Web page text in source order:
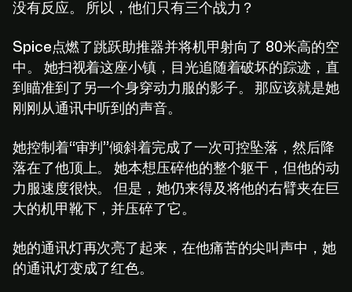
没有反应。 所以，他们只有三个战力？
Spice点燃了跳跃助推器并将机甲射向了 80米高的空
中。 她扫视着这座小镇，目光追随着破坏的踪迹，直
到瞄准到了另一个身穿动力服的影子。 那应该就是她
刚刚从通讯中听到的声音。
她控制着“审判”倾斜着完成了一次可控坠落，然后降
落在了他顶上。 她本想压碎他的整个躯干，但他的动
力服速度很快。 但是，她仍来得及将他的右臂夹在巨
大的机甲靴下，并压碎了它。
她的通讯灯再次亮了起来，在他痛苦的尖叫声中，她
的通讯灯变成了红色。